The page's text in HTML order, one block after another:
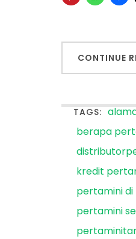
CONTINUE
TAGS:
berapa
kredit
pertamini
pertamini